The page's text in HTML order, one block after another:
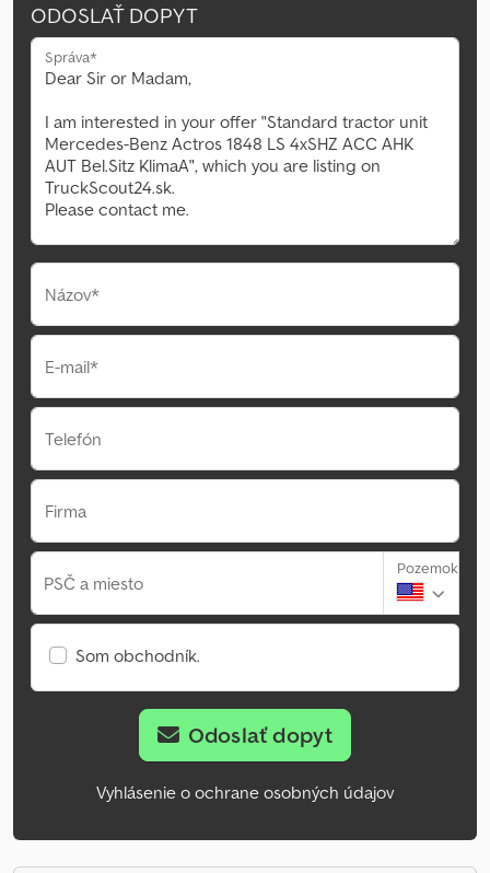
ODOSLAŤ DOPYT
Správa*
Názov*
E-mail*
Telefón
Firma
PSČ a miesto
Pozemok
Som obchodník.
Odoslať dopyt
Vyhlásenie o ochrane osobných údajov